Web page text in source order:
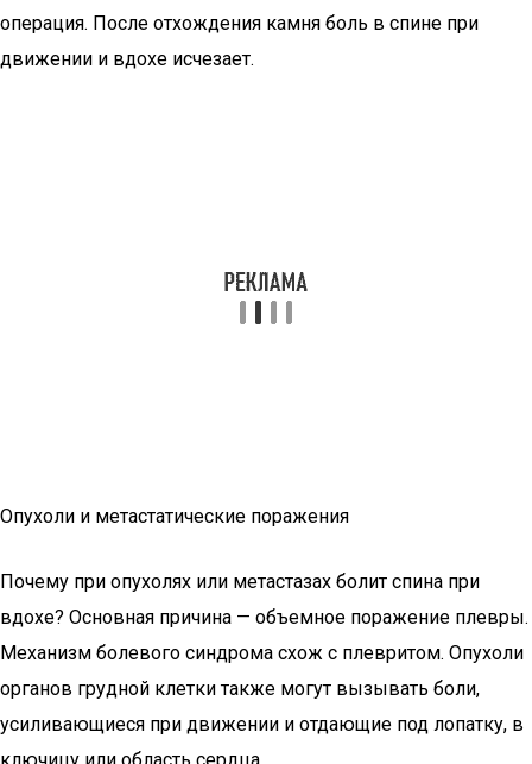
операция. После отхождения камня боль в спине при
движении и вдохе исчезает.
Опухоли и метастатические поражения
Почему при опухолях или метастазах болит спина при
вдохе? Основная причина — объемное поражение плевры.
Механизм болевого синдрома схож с плевритом. Опухоли
органов грудной клетки также могут вызывать боли,
усиливающиеся при движении и отдающие под лопатку, в